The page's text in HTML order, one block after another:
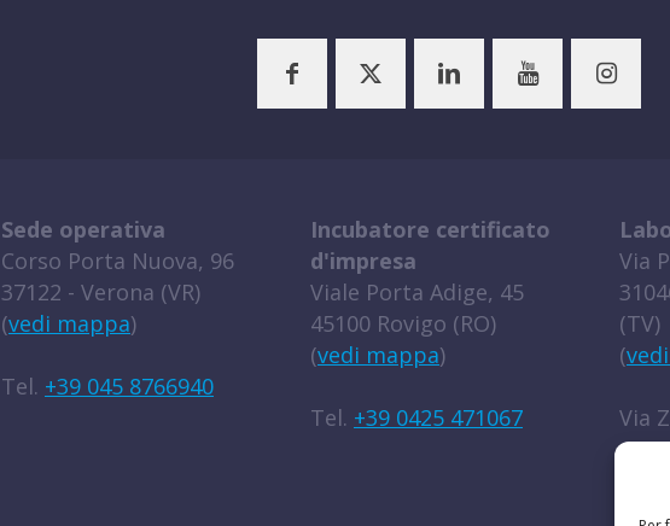
Sede operativa
Corso Porta Nuova, 96
37122 - Verona (VR)
(vedi mappa)
Tel. +39 045 8766940
Incubatore certificato
d'impresa
Viale Porta Adige, 45
45100 Rovigo (RO)
(vedi mappa)
Tel. +39 0425 471067
Via
(TV)
(
Via